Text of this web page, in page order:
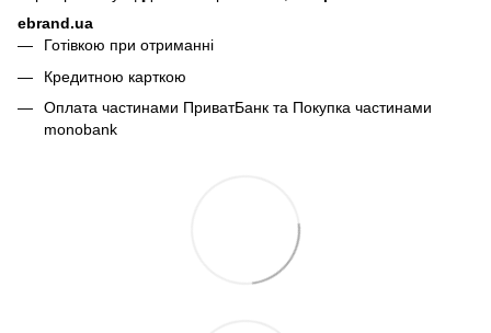
ebrand.ua
Готівкою при отриманні
Кредитною карткою
Оплата частинами ПриватБанк та Покупка частинами
monobank